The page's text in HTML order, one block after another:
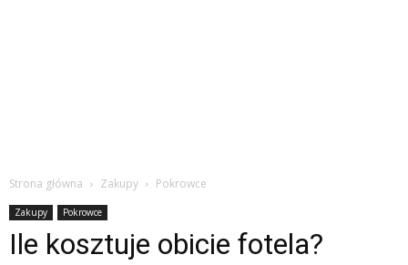
Strona główna Zakupy Pokrowce
Zakupy Pokrowce
Ile kosztuje obicie fotela?